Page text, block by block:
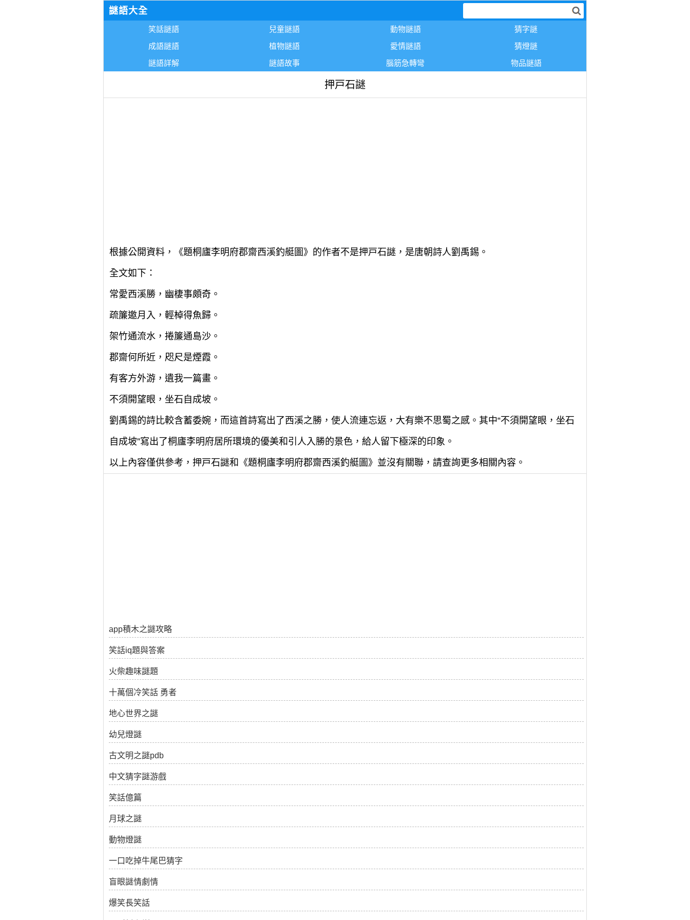
謎語大全
笑話謎語 兒童謎語 動物謎語
猜字謎
成語謎語
植物謎語 愛情謎語
猜燈謎
謎語詳解
謎語故事 腦筋急轉彎 物品謎語
押戸石謎
根據公開資料，《題桐廬李明府郡齋西溪釣艇圖》的作者不是押戸石謎，是唐朝詩人劉禹錫。
全文如下：
常愛西溪勝，幽棲事頗奇。
疏簾邀月入，輕棹得魚歸。
架竹通流水，捲簾通島沙。
郡齋何所近，咫尺是煙霞。
有客方外游，遺我一篇畫。
不須開望眼，坐石自成坡。
劉禹錫的詩比較含蓄委婉，而這首詩寫出了西溪之勝，使人流連忘返，大有樂不思蜀之感。其中“不須開望眼，坐石
自成坡”寫出了桐廬李明府居所環境的優美和引人入勝的景色，給人留下極深的印象。
以上內容僅供參考，押戸石謎和《題桐廬李明府郡齋西溪釣艇圖》並沒有關聯，請查詢更多相關內容。
app積木之謎攻略
笑話iq題與答案
火柴趣味謎題
十萬個冷笑話 勇者
地心世界之謎
幼兒燈謎
古文明之謎pdb
中文猜字謎游戲
笑話億篇
月球之謎
動物燈謎
一口吃掉牛尾巴猜字
盲眼謎情劇情
爆笑長笑話